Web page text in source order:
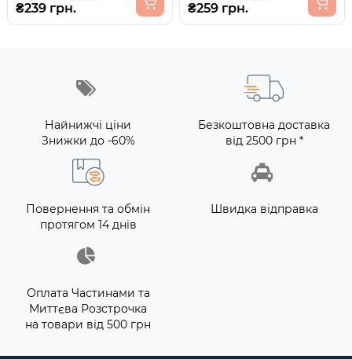
₴239 грн. ₴259 грн.
Найнижчі ціни
Знижки до -60%
Безкоштовна доставка
від 2500 грн *
Повернення та обмін
протягом 14 днів
Швидка відправка
Оплата Частинами та
Миттєва Розстрочка
на товари від 500 грн